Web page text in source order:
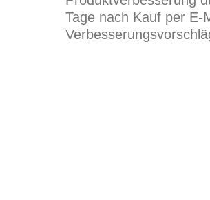
Tage nach Kauf per E-